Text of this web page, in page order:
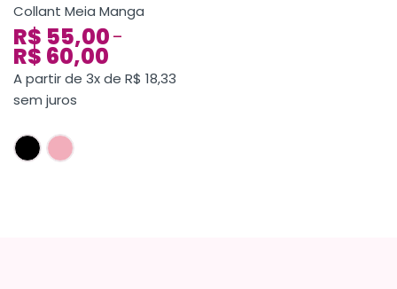
Collant Meia Manga
R$ 55,00 –
R$ 60,00
A partir de 3x de R$ 18,33
sem juros